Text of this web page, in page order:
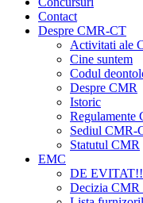
Contact
Despre CMR-CT
Activitati ale
Cine suntem
Codul
Despre CMR
Istoric
Regulamente
Sediul CMR-
Statutul CMR
EMC
DE
Decizia CMR